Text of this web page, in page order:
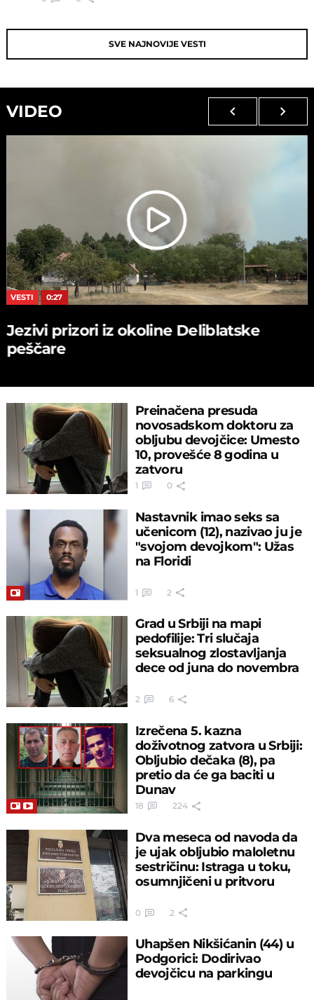
SVE NAJNOVIJE VESTI
VIDEO
VESTI 0:27
Jezivi prizori iz okoline Deliblatske
peščare
Preinačena presuda
novosadskom doktoru za
obljubu devojčice: Umesto
10, provešće 8 godina u
zatvoru
1 0
Nastavnik imao seks sa
učenicom (12), nazivao ju je
"svojom devojkom": Užas
na Floridi
1 2
Grad u Srbiji na mapi
pedofilije: Tri slučaja
seksualnog zlostavljanja
dece od juna do novembra
2 6
Izrečena 5. kazna
doživotnog zatvora u Srbiji:
Obljubio dečaka (8), pa
pretio da će ga baciti u
Dunav
18 224
Dva meseca od navoda da
je ujak obljubio maloletnu
sestričinu: Istraga u toku,
osumnjičeni u pritvoru
0 2
Uhapšen Nikšićanin (44) u
Podgorici: Dodirivao
devojčicu na parkingu